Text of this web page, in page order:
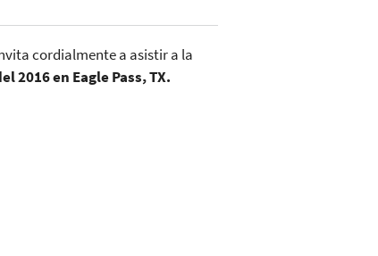
cordialmente a asistir a la
2016 en Eagle Pass, TX.